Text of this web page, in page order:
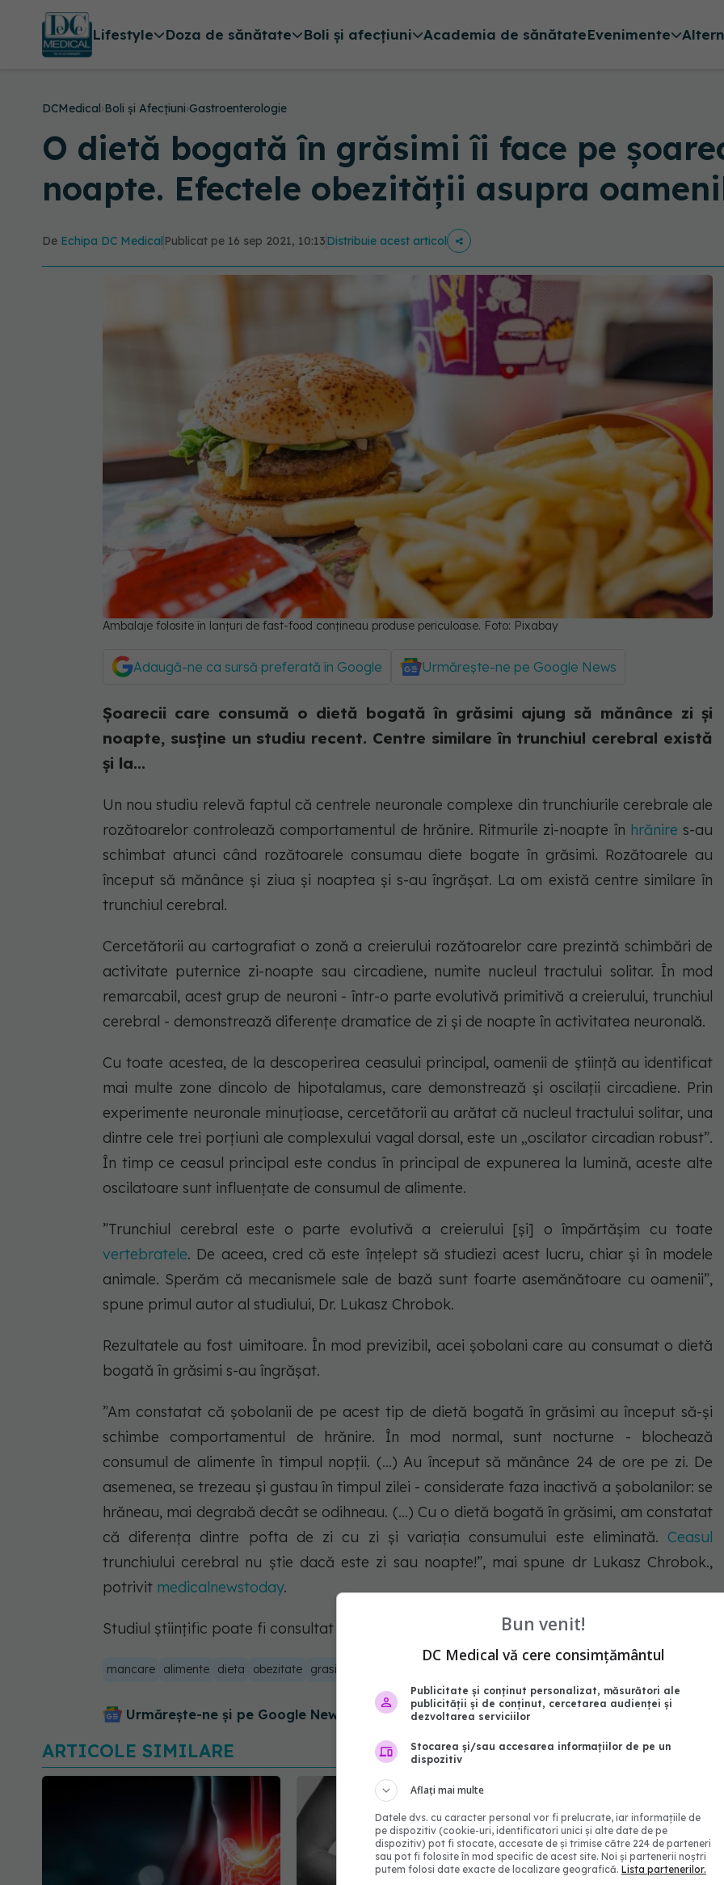
Lifestyle Doza de sănătate Boli și afecțiuni Academia de sănătateEvenimente
DCMedical›Boli și Afecțiuni›Gastroenterologie
O dietă bogată în grăsimi îi face pe
noapte. Efectele obezității asupra
De Echipa DC Medical Publicat pe 16 sep 2021, 10:13Distribuie acest articol
Ambalaje folosite în lanțuri de fast-food conțineau produse periculoase. Foto: Pixabay
Adaugă-ne ca sursă preferată în Google Urmărește-ne pe Google News
Șoarecii care consumă o dietă bogată în grăsimi ajung să mănânce zi și
noapte, susține un studiu recent. Centre similare în trunchiul cerebral există
și la...
Un nou studiu relevă faptul că centrele neuronale complexe din trunchiurile cerebrale ale
rozătoarelor controlează comportamentul de hrănire. Ritmurile zi-noapte în hrănire s-au
schimbat atunci când rozătoarele consumau diete bogate în grăsimi. Rozătoarele au
început să mănânce și ziua și noaptea și s-au îngrășat. La om există centre similare în
trunchiul cerebral.
Cercetătorii au cartografiat o zonă a creierului rozătoarelor care prezintă schimbări de
activitate puternice zi-noapte sau circadiene, numite nucleul tractului solitar. În mod
remarcabil, acest grup de neuroni - într-o parte evolutivă primitivă a creierului, trunchiul
cerebral - demonstrează diferențe dramatice de zi și de noapte în activitatea neuronală.
Cu toate acestea, de la descoperirea ceasului principal, oamenii de știință au identificat
mai multe zone dincolo de hipotalamus, care demonstrează și oscilații circadiene. Prin
experimente neuronale minuțioase, cercetătorii au arătat că nucleul tractului solitar, una
dintre cele trei porțiuni ale complexului vagal dorsal, este un „oscilator circadian robust”.
În timp ce ceasul principal este condus în principal de expunerea la lumină, aceste alte
oscilatoare sunt influențate de consumul de alimente.
”Trunchiul cerebral este o parte evolutivă a creierului [și] o împărtășim cu toate
vertebratele. De aceea, cred că este înțelept să studiezi acest lucru, chiar și în modele
animale. Sperăm că mecanismele sale de bază sunt foarte asemănătoare cu oamenii”,
spune primul autor al studiului, Dr. Lukasz Chrobok.
Rezultatele au fost uimitoare. În mod previzibil, acei șobolani care au consumat o dietă
bogată în grăsimi s-au îngrășat.
”Am constatat că șobolanii de pe acest tip de dietă bogată în grăsimi au început să-și
schimbe comportamentul de hrănire. În mod normal, sunt nocturne - blochează
consumul de alimente în timpul nopții. (…) Au început să mănânce 24 de ore pe zi. De
asemenea, se trezeau și gustau în timpul zilei - considerate faza inactivă a șobolanilor: se
hrăneau, mai degrabă decât se odihneau. (…) Cu o dietă bogată în grăsimi, am constatat
că diferența dintre pofta de zi cu zi și variația consumului este eliminată. Ceasul
trunchiului cerebral nu știe dacă este zi sau noapte!”, mai spune dr Lukasz Chrobok.,
potrivit medicalnewstoday.
Studiul științific poate fi consultat
mancare alimente dieta obezitate grasimi
Urmărește-ne și pe Google News - abonează‑te!
ARTICOLE SIMILARE
Bun venit!
DC Medical vă cere consimțământul
Publicitate și conținut personalizat, măsurători ale
publicității și de conținut, cercetarea audienței și
dezvoltarea serviciilor
Stocarea și/sau accesarea informațiilor de pe un
dispozitiv
Aflați mai multe
Datele dvs. cu caracter personal vor fi prelucrate, iar informațiile de
pe dispozitiv (cookie-uri, identificatori unici și alte date de pe
dispozitiv) pot fi stocate, accesate de și trimise către 224 de parteneri
sau pot fi folosite în mod specific de acest site. Noi și partenerii noștri
putem folosi date exacte de localizare geografică. Lista partenerilor.